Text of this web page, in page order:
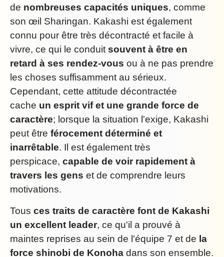
de nombreuses capacités uniques, comme
son œil Sharingan. Kakashi est également
connu pour être très décontracté et facile à
vivre, ce qui le conduitsouvent à être en
retard à ses rendez-vous ou à ne pas prendre
les choses suffisamment au sérieux.
Cependant, cette attitude décontractée
cache un esprit vif et une grande force de
caractère; lorsque la situation l'exige, Kakashi
peut être férocement déterminé et
inarrêtable. Il est également très
perspicace, capable de voir rapidement à
travers les gens et de comprendre leurs
motivations.
Tous ces traits de caractère font de Kakashi
un excellent leader, ce qu'il a prouvé à
maintes reprises au sein de l'équipe 7 et de la
force shinobi de Konoha dans son ensemble.